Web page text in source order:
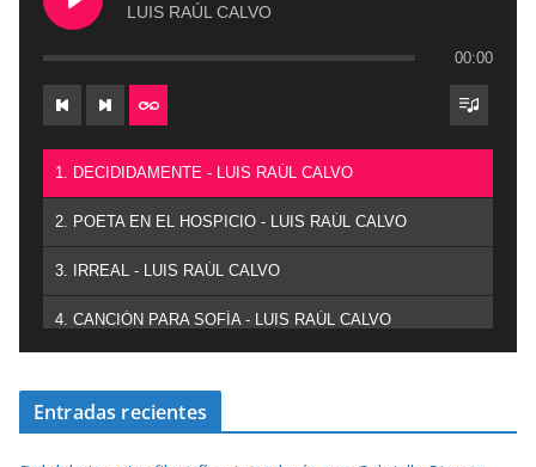
LUIS RAÚL CALVO
00:00
1. DECIDIDAMENTE - LUIS RAÚL CALVO
2. POETA EN EL HOSPICIO - LUIS RAÚL CALVO
3. IRREAL - LUIS RAÚL CALVO
4. CANCIÓN PARA SOFÍA - LUIS RAÚL CALVO
Entradas recientes